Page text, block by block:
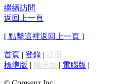
繼續訪問
返回上一頁
[ 點擊這裡返回上一頁 ]
首頁 | 登錄 | 註冊
標準版 | 觸屏版 | 電腦版 |